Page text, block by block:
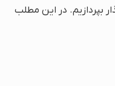
بپردازیم. در این مطلب